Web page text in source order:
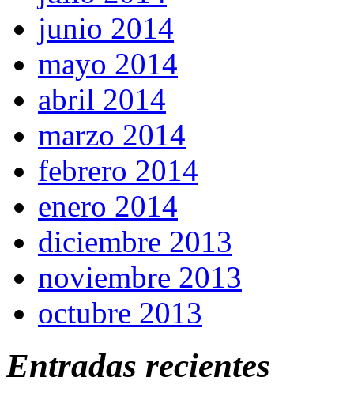
junio 2014
mayo 2014
abril 2014
marzo 2014
febrero 2014
enero 2014
diciembre 2013
noviembre 2013
octubre 2013
Entradas recientes